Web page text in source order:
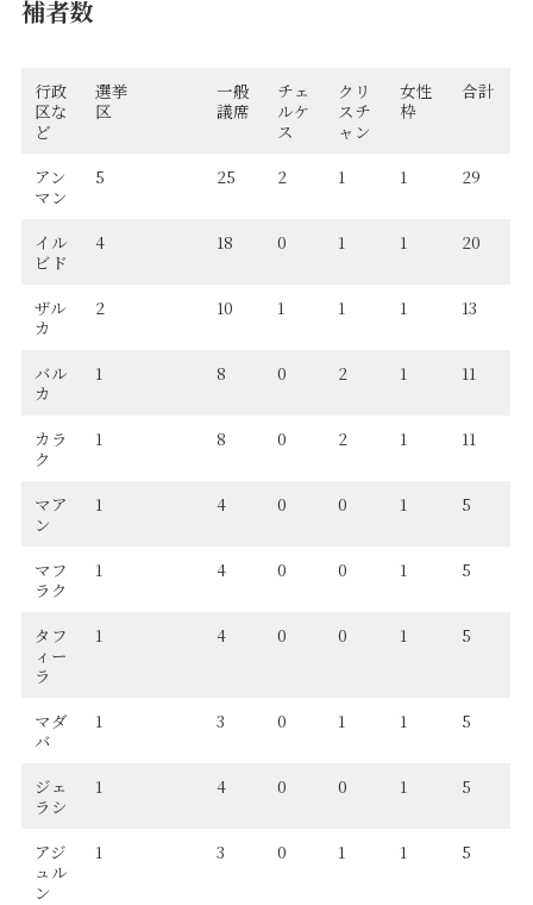
補者数
行政
区な
ど
選挙
区
一般
議席
チェ
ルケ
ス
クリ
スチ
ャン
女性
枠
合計
アン
マン
5 25 2 1 1 29
イル
ビド
4 18 0 1 1 20
ザル
カ
2 10 1 1 1 13
バル
カ
1 8 0 2 1 11
カラ
ク
1 8 0 2 1 11
マア
ン
1 4 0 0 1 5
マフ
ラク
1 4 0 0 1 5
タフ
ィー
ラ
1 4 0 0 1 5
マダ
バ
1 3 0 1 1 5
ジェ
ラシ
1 4 0 0 1 5
アジ
ュル
ン
1 3 0 1 1 5